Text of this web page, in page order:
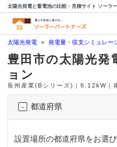
太陽光発電と蓄電池の比較・見積サイト ソーラ
太陽光発電 » 発電量・収支シミュレー
豊田市の太陽光発
ョン
長州産業(Bシリーズ)｜6.12kW｜
都道府県
設置場所の都道府県をお選び